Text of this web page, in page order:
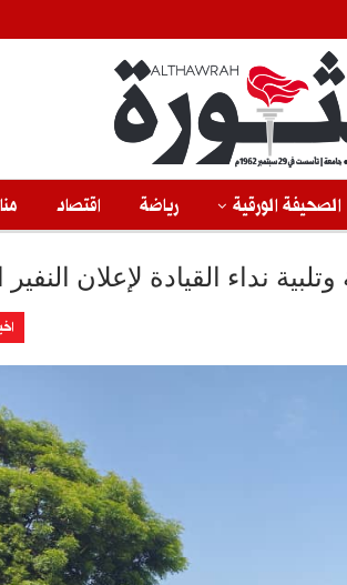
الصحيفة الورقية رياضة اقتصاد
نداء القيادة لإعلان النفير